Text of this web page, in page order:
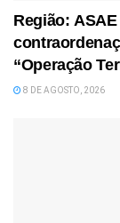
Região:
“Operação
8 DE AGOSTO, 2026